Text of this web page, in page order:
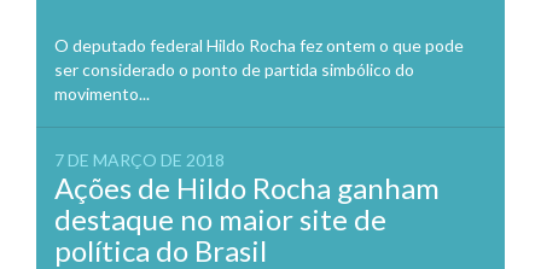
O deputado federal Hildo Rocha fez ontem o que pode
ser considerado o ponto de partida simbólico do
movimento...
7 DE MARÇO DE 2018
Ações de Hildo Rocha ganham
destaque no maior site de
política do Brasil